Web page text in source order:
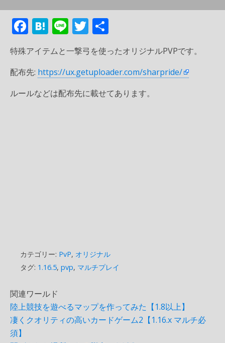
F
ac
e
b
o
H
e
n
a
Li
n
e
T
w
itt
er
有
特殊アイテムと一撃弓を使ったオリジナルPVPです。
配布先: https://ux.getuploader.com/sharpride/
ルールなどは配布先に載せてあります。
カテゴリー: PvP, オリジナル
タグ: 1.16.5, pvp, マルチプレイ
関連ワールド
陸上競技を遊べるマップを作ってみた【1.8以上】
凄くクオリティの高いカードゲーム2【1.16.x マルチ必
須】